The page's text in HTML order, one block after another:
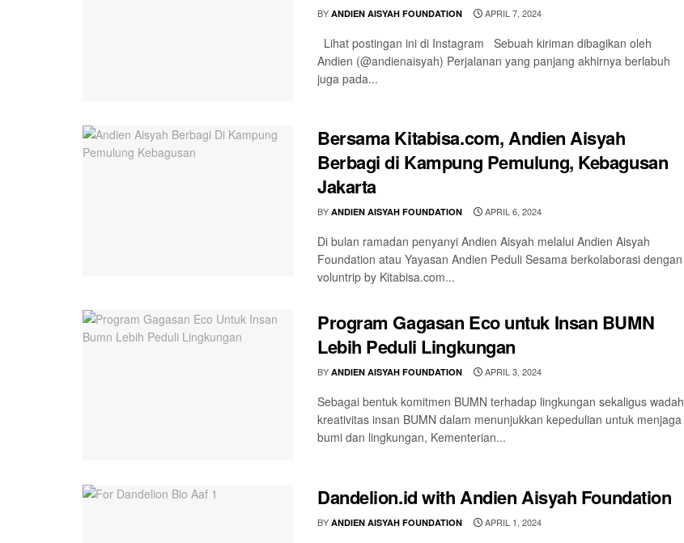
BY ANDIEN AISYAH FOUNDATION APRIL 7, 2024
Lihat postingan ini di Instagram Sebuah kiriman dibagikan oleh
Andien (@andienaisyah) Perjalanan yang panjang akhirnya berlabuh
juga pada...
Bersama Kitabisa.com, Andien Aisyah
Berbagi di Kampung Pemulung, Kebagusan
Jakarta
BY ANDIEN AISYAH FOUNDATION APRIL 6, 2024
Di bulan ramadan penyanyi Andien Aisyah melalui Andien Aisyah
Foundation atau Yayasan Andien Peduli Sesama berkolaborasi dengan
voluntrip by Kitabisa.com...
Program Gagasan Eco untuk Insan BUMN
Lebih Peduli Lingkungan
BY ANDIEN AISYAH FOUNDATION APRIL 3, 2024
Sebagai bentuk komitmen BUMN terhadap lingkungan sekaligus wadah
kreativitas insan BUMN dalam menunjukkan kepedulian untuk menjaga
bumi dan lingkungan, Kementerian...
Dandelion.id with Andien Aisyah Foundation
BY ANDIEN AISYAH FOUNDATION APRIL 1, 2024